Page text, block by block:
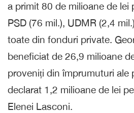
a primit 80 de milioane de lei
PSD (76 mil.), UDMR (2,4
toate din fonduri private.
beneficiat de 26,9 milioane
proveniți din împrumuturi ale
declarat 1,2 milioane de lei
Elenei Lasconi.